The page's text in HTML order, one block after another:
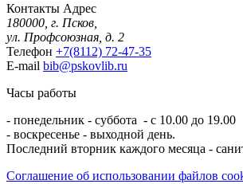
Контакты Адрес
180000, г. Псков,
ул. Профсоюзная, д. 2
Телефон +7(8112) 72-47-35
E-mail bib@pskovlib.ru
Часы работы
- понедельник - суббота - с 10.00 до 19.00
- воскресенье - выходной день.
Последний вторник каждого месяца -
Соглашение об использовании файлов